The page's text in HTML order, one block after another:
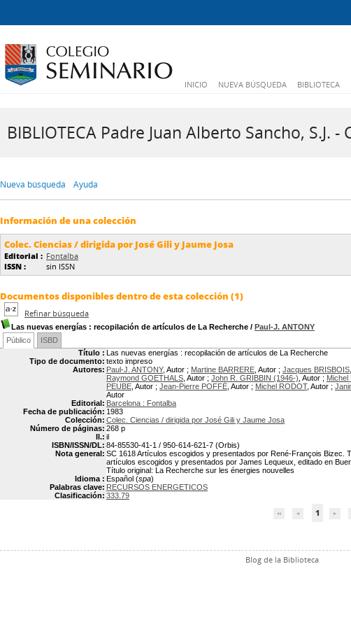
INICIO NUEVA BÚSQUEDA BIBLIOTECA
BIBLIOTECA Padre Juan Alberto Sancho, S.J.
Nueva búsqueda Ayuda
Información de una colección
Colec. Ciencias / dirigida por José Gili y Jaume Josa
Editorial : Fontalba
ISSN :
sin ISSN
Documentos disponibles dentro de esta colección (1)
Refinar búsqueda
Las nuevas energías : recopilación de artículos de La Recherche / Paul-J. ANTONY
Público
ISBD
Título : Las nuevas energías : recopilación de artículos de La Recherche
Tipo de documento: texto impreso
Autores: Paul-J. ANTONY, Autor ; Martine BARRERE , Autor ; Jacques BRISBOIS
Raymond GOETHALS , Autor ; John R. GRIBBIN (1946-) , Autor ; Michel
PEUBE , Autor ; Jean-Pierre POFFÉ , Autor ; Michel RODOT, Autor ;
Autor
Editorial: Barcelona : Fontalba
Fecha de publicación: 1983
Colección: Colec. Ciencias / dirigida por José Gili y Jaume Josa
Número de páginas: 268 p
Il.: il
ISBN/ISSN/DL: 84-85530-41-1 / 950-614-621-7 (Orbis)
Nota general: SC 1618 Artículos escogidos y presentados por René-François Bizec.
artículos escogidos y presentados por James Lequeux, editado en
Título original: La Recherche sur les énergies nouvelles
Idioma : Español (spa)
Palabras clave: RECURSOS ENERGETICOS
Clasificación: 333.79
1
Blog de la Biblioteca